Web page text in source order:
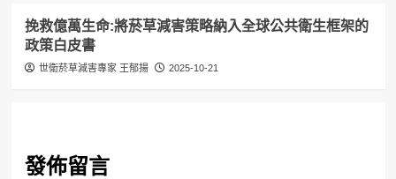
挽救億萬生命:將菸草減害策略納入全球公共衛生框架的
政策白皮書
世衛菸草減害專家 王郁揚 2025-10-21
發佈留言